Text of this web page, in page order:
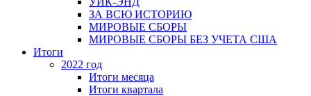
ЗА ВСЮ ИСТОРИЮ
МИРОВЫЕ СБОРЫ
МИРОВЫЕ СБОРЫ БЕЗ УЧЕТА США
Итоги
2022 год
Итоги месяца
Итоги квартала